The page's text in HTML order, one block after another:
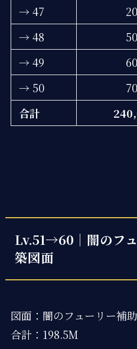
→ 47
→ 48
→ 49
→ 50
合計
Lv.51→60｜闇のフ
築図面
図面：闇のフューリー補
合計：198.5M